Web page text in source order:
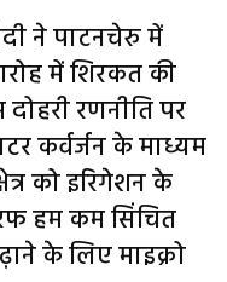
ने पाटनचेरु में
में शिरकत की
रणनीति पर
कर्वर्जन के माध्यम
को इरिगेशन के
हम कम सिंचित
के लिए माइक्रो